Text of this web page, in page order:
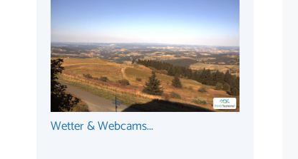
Wetter & Webcams...